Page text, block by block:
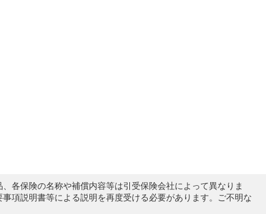
各保険の名称や補償内容等は引受保険会社によって異なりま
項説明書等による説明を再度受ける必要があります。ご不明な